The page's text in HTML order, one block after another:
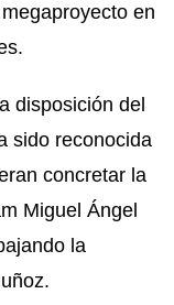
en
disposición del
sido reconocida
concretar la
Miguel Ángel
la